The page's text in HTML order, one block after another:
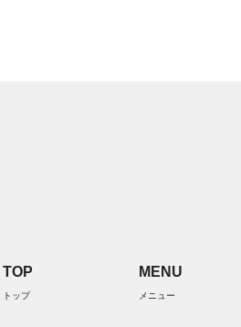
TOP
トップ
MENU
メニュー